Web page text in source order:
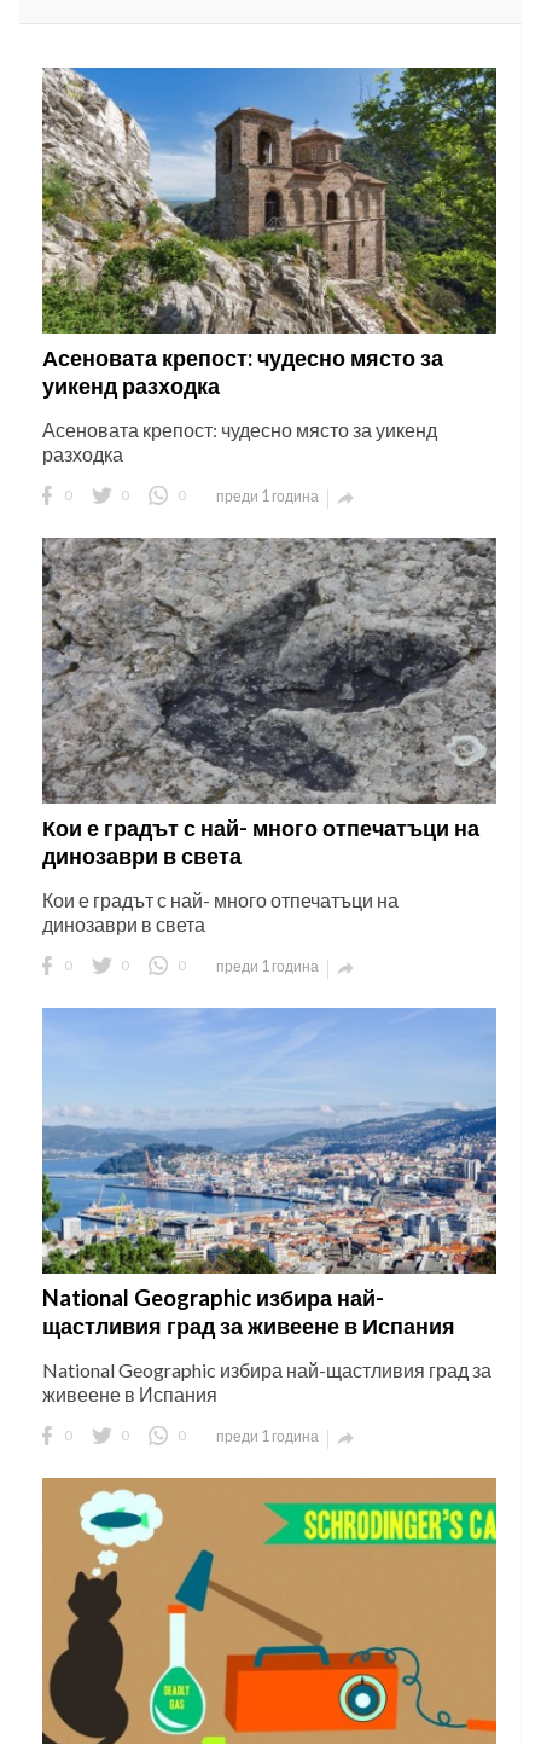
Асеновата крепост: чудесно място за
уикенд разходка
Асеновата крепост: чудесно място за уикенд
разходка
0 0 0 преди 1 година 
Кои е градът с най- много отпечатъци на
динозаври в света
Кои е градът с най- много отпечатъци на
динозаври в света
0 0 0 преди 1 година 
National Geographic избира най-
щастливия град за живеене в Испания
National Geographic избира най-щастливия град за
живеене в Испания
0 0 0 преди 1 година 